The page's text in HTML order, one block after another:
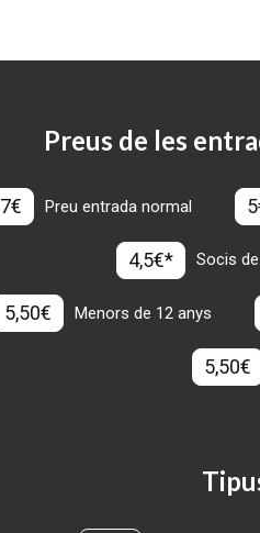
Preus de les
7€ Preu entrada normal
4,5€* Socis
5,50€ Menors de 12 anys
5,50€